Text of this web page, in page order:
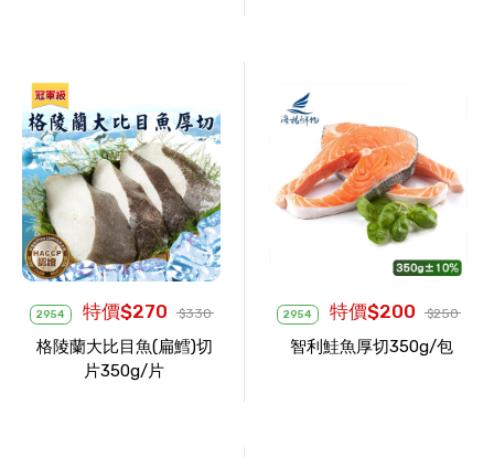
2954 特價$270 $330
格陵蘭大比目魚(扁鱈)切
片350g/片
2954 特價$200 $250
智利鮭魚厚切350g/包